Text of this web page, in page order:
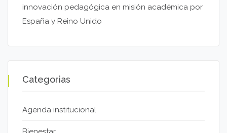
innovación pedagógica en misión académica por
España y Reino Unido
Categorias
Agenda institucional